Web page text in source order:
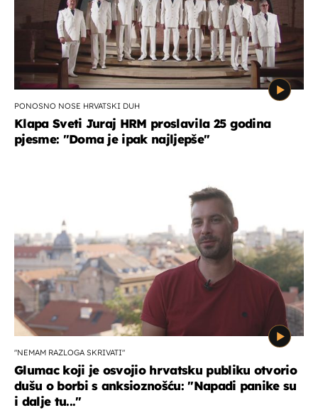
PONOSNO NOSE HRVATSKI DUH
Klapa Sveti Juraj HRM proslavila 25 godina
pjesme: "Doma je ipak najljepše"
"NEMAM RAZLOGA SKRIVATI"
Glumac koji je osvojio hrvatsku publiku otvorio
dušu o borbi s anksioznošću: "Napadi panike su
i dalje tu..."